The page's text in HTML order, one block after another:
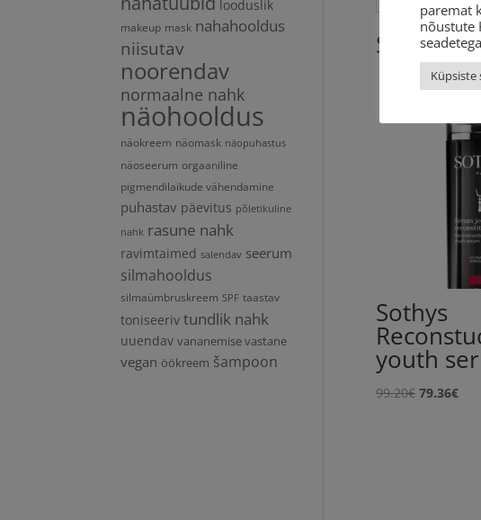
Seotud
Sothys
youth
99.20€ Algne
79.36€
looduslik
makeup mask nahahooldus
niisutav
noorendav
normaalne nahk
näohooldus
näokreem näomask näopuhastus
näoseerum orgaaniline
pigmendilaikude vähendamine
puhastav päevitus põletikuline
nahk rasune nahk
ravimtaimed salendav seerum
silmahooldus
silmaümbruskreem SPF taastav
toniseeriv tundlik nahk
uuendav vananemise vastane
vegan öökreem šampoon
paremat
nõustute
Küpsiste